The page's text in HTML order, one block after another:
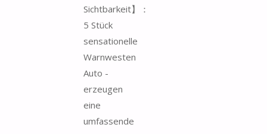
Sichtbarkeit】：
5 Stück
sensationelle
Warnwesten
Auto -
erzeugen
eine
umfassende